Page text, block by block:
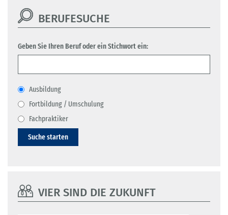
BERUFESUCHE
Geben Sie Ihren Beruf oder ein Stichwort ein:
Ausbildung
Fortbildung / Umschulung
Fachpraktiker
Suche starten
VIER SIND DIE ZUKUNFT